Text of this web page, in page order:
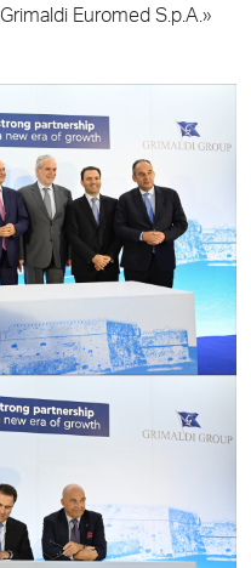
Grimaldi Euromed S.p.A.»